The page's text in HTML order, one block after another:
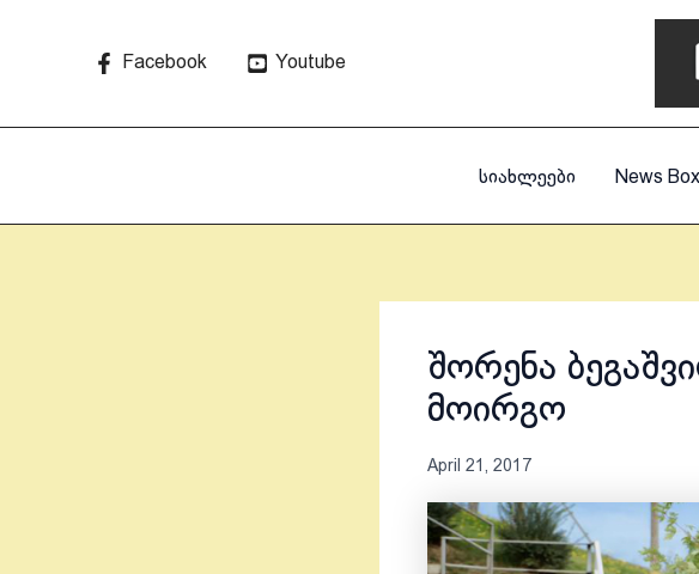
Facebook Youtube
სიახლეები News Box
შორენა
მოირგო
April 21, 2017